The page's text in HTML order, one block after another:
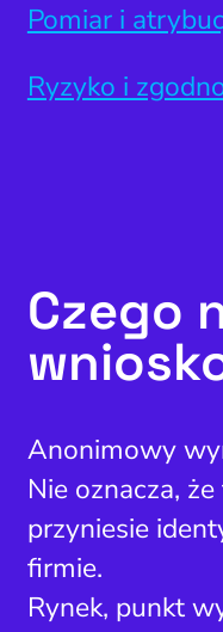
Pomiar i
Ryzyko i
Czego
Anonimowy
Nie oznacza,
przyniesie
firmie.
Rynek, punkt